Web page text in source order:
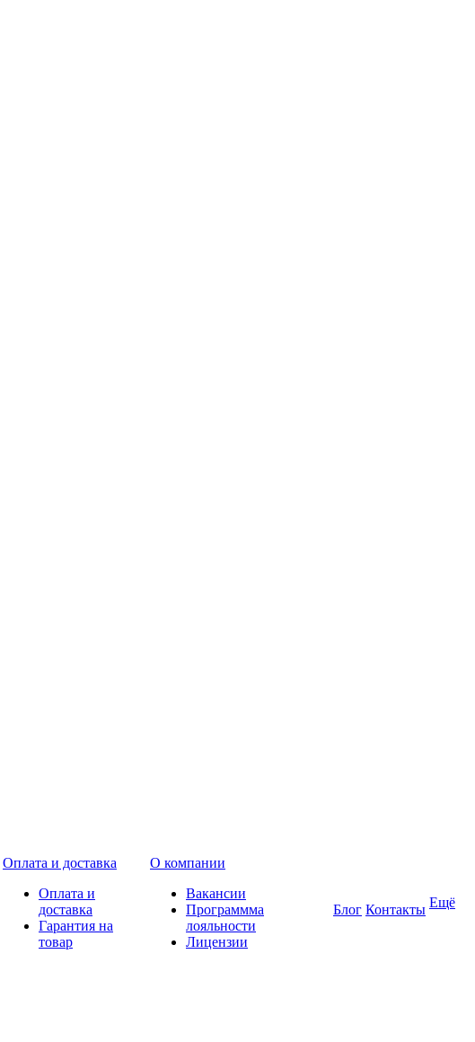
Оплата и доставка
Оплата и
доставка
Гарантия на
товар
О компании
Вакансии
Программма
лояльности
Лицензии
Блог Контакты Ещё